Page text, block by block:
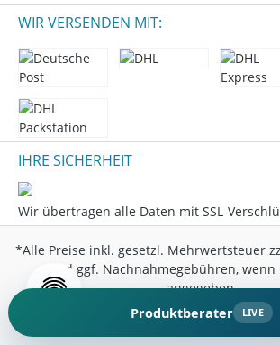
WIR VERSENDEN MIT:
IHRE SICHERHEIT
Wir übertragen alle Daten mit SSL-
*Alle Preise inkl. gesetzl. Mehrwertsteuer
und ggf. Nachnahmegebühren,
angegeben.
© 2026 Marini Entertainment GmbH - All
Produktberater LIVE